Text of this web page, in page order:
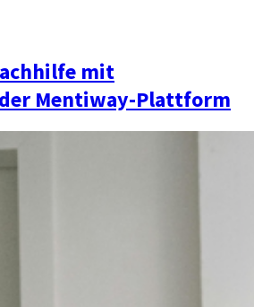
mit
Mentiway-Plattform